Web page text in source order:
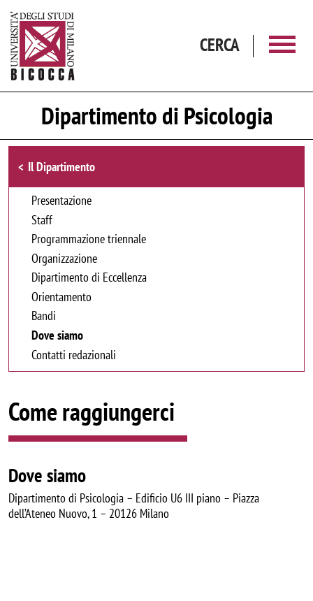
CERCA
Dipartimento di Psicologia
Browse the section
Il Dipartimento
Presentazione
Staff
Programmazione triennale
Organizzazione
Dipartimento di Eccellenza
Orientamento
Bandi
Dove siamo
Contatti redazionali
Come raggiungerci
Dove siamo
Dipartimento di Psicologia – Edificio U6 III piano – Piazza
dell’Ateneo Nuovo, 1 – 20126 Milano